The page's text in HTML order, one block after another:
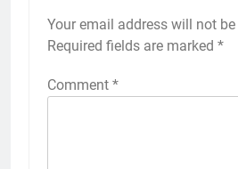
Your email address will not
Required fields are marked *
Comment *